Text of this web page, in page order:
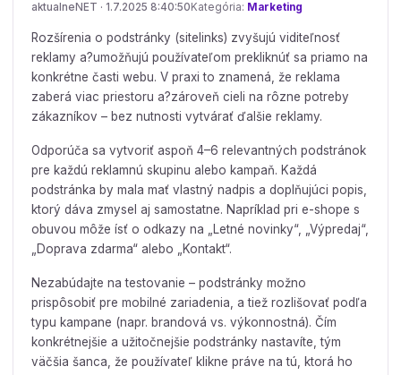
aktualneNET · 1.7.2025 8:40:50 Kategória: Marketing
Rozšírenia o podstránky (sitelinks) zvyšujú viditeľnosť
reklamy a?umožňujú používateľom prekliknúť sa priamo na
konkrétne časti webu. V praxi to znamená, že reklama
zaberá viac priestoru a?zároveň cieli na rôzne potreby
zákazníkov – bez nutnosti vytvárať ďalšie reklamy.
Odporúča sa vytvoriť aspoň 4–6 relevantných podstránok
pre každú reklamnú skupinu alebo kampaň. Každá
podstránka by mala mať vlastný nadpis a doplňujúci popis,
ktorý dáva zmysel aj samostatne. Napríklad pri e-shope s
obuvou môže ísť o odkazy na „Letné novinky“, „Výpredaj“,
„Doprava zdarma“ alebo „Kontakt“.
Nezabúdajte na testovanie – podstránky možno
prispôsobiť pre mobilné zariadenia, a tiež rozlišovať podľa
typu kampane (napr. brandová vs. výkonnostná). Čím
konkrétnejšie a užitočnejšie podstránky nastavíte, tým
väčšia šanca, že používateľ klikne práve na tú, ktorá ho